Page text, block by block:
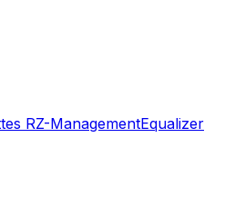
RZ-ManagementEqualizer